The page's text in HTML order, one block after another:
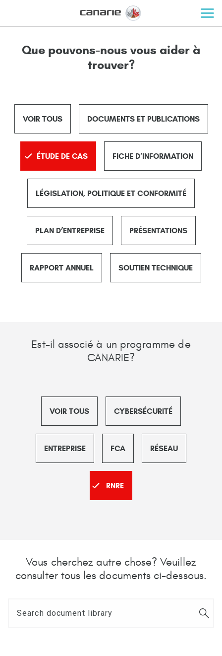
Que pouvons-nous vous aider à
trouver?
VOIR TOUS DOCUMENTS ET PUBLICATIONS
ÉTUDE DE CAS FICHE D’INFORMATION
LÉGISLATION, POLITIQUE ET CONFORMITÉ
PLAN D’ENTREPRISE PRÉSENTATIONS
RAPPORT ANNUEL SOUTIEN TECHNIQUE
Est-il associé à un programme de
CANARIE?
VOIR TOUS CYBERSÉCURITÉ
ENTREPRISE FCA RÉSEAU
RNRE
Vous cherchez autre chose? Veuillez
consulter tous les documents ci-dessous.